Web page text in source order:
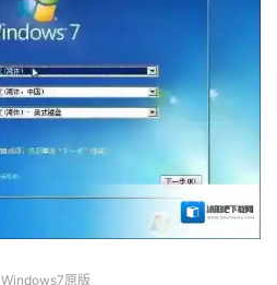
Windows7原版